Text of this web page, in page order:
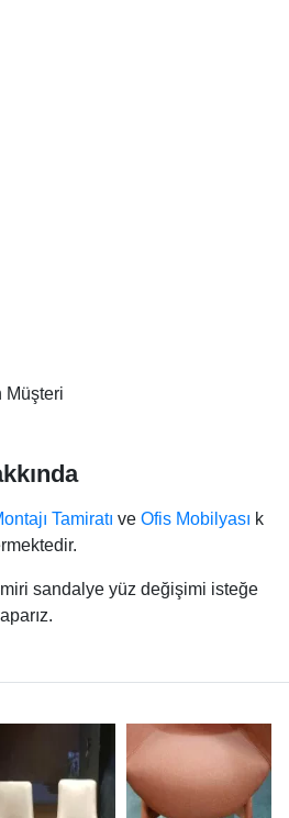
Müşteri
Tamiratı ve Ofis Mobilyası k
sandalye yüz değişimi isteğe